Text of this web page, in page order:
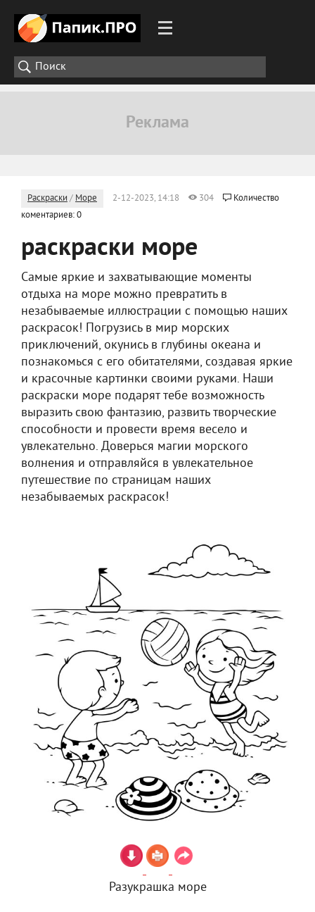
Раскраски / Море 2-12-2023, 14:18 304
Количество
коментариев: 0
раскраски море
Самые яркие и захватывающие моменты
отдыха на море можно превратить в
незабываемые иллюстрации с помощью наших
раскрасок! Погрузись в мир морских
приключений, окунись в глубины океана и
познакомься с его обитателями, создавая яркие
и красочные картинки своими руками. Наши
раскраски море подарят тебе возможность
выразить свою фантазию, развить творческие
способности и провести время весело и
увлекательно. Доверься магии морского
волнения и отправляйся в увлекательное
путешествие по страницам наших
незабываемых раскрасок!
Разукрашка море